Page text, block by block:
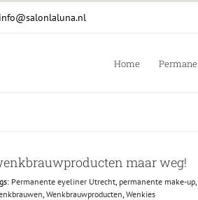
info@salonlaluna.nl
Home
maar weg!
Permanente eyeliner Utrecht, permanente make-up,
, Wenkbrauwproducten, Wenkies